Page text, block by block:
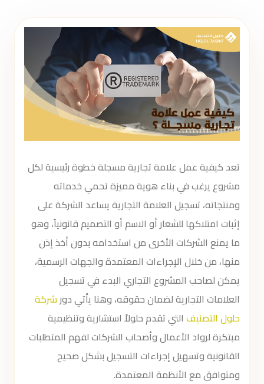
تعد كيفية عمل علامة تجارية مسجلة خطوة رئيسية لكل
مشروع يرغب في بناء هوية مميزة تحمي خدماته
ومنتجاته، تسجيل العلامة التجارية يساعد الشركة على
إثبات امتلاكها للشعار أو الاسم أو التصميم قانونياً، وهو
ما يمنع الشركات الأخرى من استخدامه بدون أخذ إذن
منها، من خلال الإجراءات المعتمدة والجهات الرسمية،
يمكن لصاحب المشروع التجاري البدء في تسجيل
العلامات التجارية لضمان حقوقه، وهنا يأتي دور شركة
حلول التصنيف التي تقدم حلولاً استشارية وتنظيمية
مبتكرة لرواد الأعمال وأصحاب الشركات لفهم المتطلبات
القانونية وتسهيل إجراءات التسجيل بشكل صحيح
ومتوافق مع الأنظمة المعتمدة.